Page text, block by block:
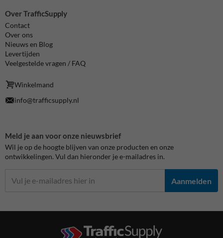
Over TrafficSupply
Contact
Over ons
Nieuws en Blog
Levertijden
Veelgestelde vragen / FAQ
Winkelmand
info@trafficsupply.nl
Meld je aan voor onze nieuwsbrief
Wil je op de hoogte blijven van onze producten en onze
ontwikkelingen. Vul dan hieronder je e-mailadres in.
Aanmelden